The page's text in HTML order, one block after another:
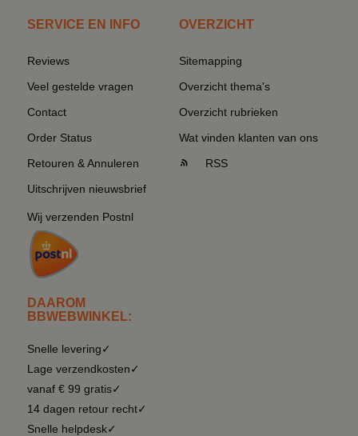
SERVICE EN INFO
Reviews
Veel gestelde vragen
Contact
Order Status
Retouren & Annuleren
Uitschrijven nieuwsbrief
Wij verzenden Postnl
DAAROM
BBWEBWINKEL:
Snelle levering✓
Lage verzendkosten✓
vanaf € 99 gratis✓
14 dagen retour recht✓
Snelle helpdesk✓
OVERZICHT
Sitemapping
Overzicht thema's
Overzicht rubrieken
Wat vinden klanten van ons
RSS